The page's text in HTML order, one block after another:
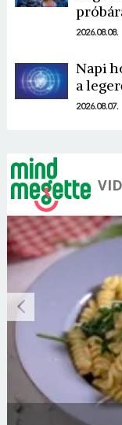
2026.08.08.
Napi
a
2026.08.07.